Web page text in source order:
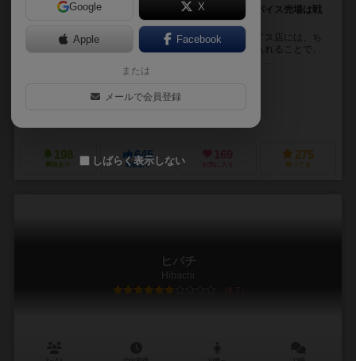
チップを投げ入れ、香辛料の購入権を獲得しよう。スパイス売場は戦
必要なスパイスを買い集めるゲームです。このスパイス店には、ち
ょっとおかしな風習があり、皿にパンのかけらを投げ入れることで、
購入権を得るそうです。ライバルのパンを叩き出して、...
ミヒャエル・メンツェル（Michael Menzel）
198
興味あり
645
経験あり
169
お気に入り
275
持ってる
ヒバチ
Hibachi
6.7
Google X
Apple Facebook
または
メールで会員登録
しばらく表示しない